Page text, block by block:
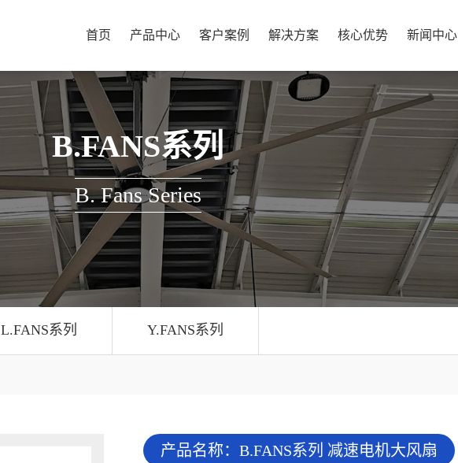
首页 产品中心 客户案例 解决方案 核心优势 新闻中心
B.FANS系列
B. Fans Series
L.FANS系列 Y.FANS系列
产品名称：B.FANS系列 减速电机大风扇